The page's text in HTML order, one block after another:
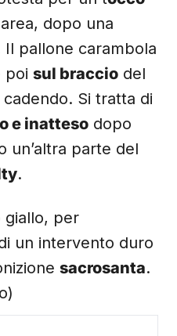
dopo una
Il pallone carambola
poi sul braccio del
Si tratta di
e inatteso dopo
un’altra parte del
.
giallo, per
un intervento duro
sacrosanta.